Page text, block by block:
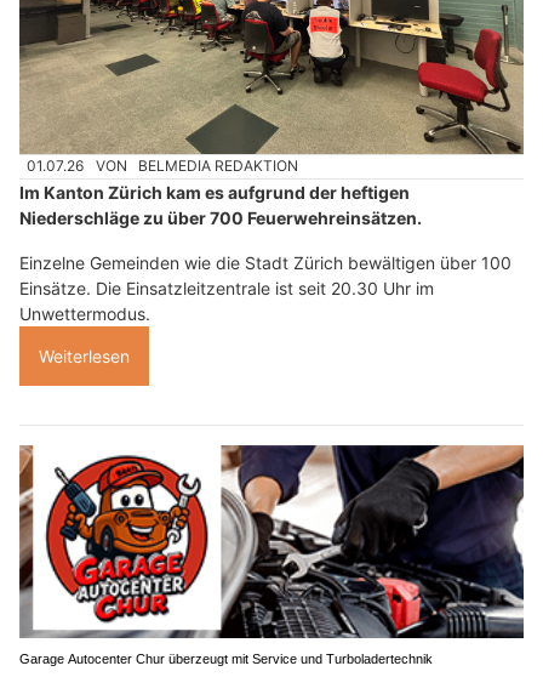
01.07.26 VON BELMEDIA REDAKTION
Im Kanton Zürich kam es aufgrund der heftigen
Niederschläge zu über 700 Feuerwehreinsätzen.
Einzelne Gemeinden wie die Stadt Zürich bewältigen über 100
Einsätze. Die Einsatzleitzentrale ist seit 20.30 Uhr im
Unwettermodus.
Weiterlesen
Garage Autocenter Chur überzeugt mit Service und Turboladertechnik